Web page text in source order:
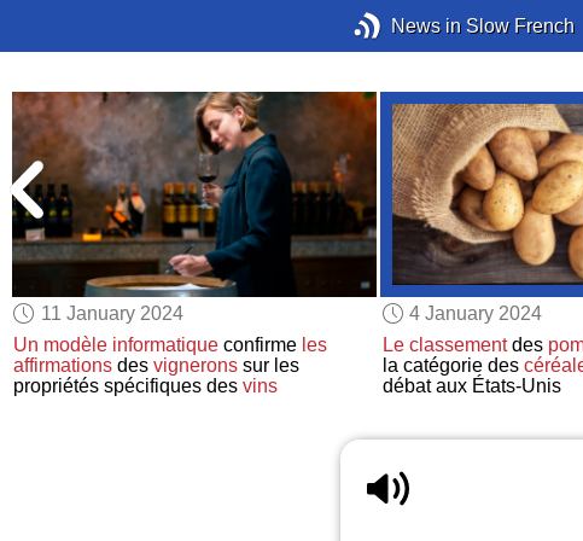
News in Slow French
11 January 2024
Un modèle informatique confirme les
affirmations desvignerons sur les
propriétés spécifiques desvins
4 January 2024
Le classementdes
la catégorie des
débat aux États-Unis